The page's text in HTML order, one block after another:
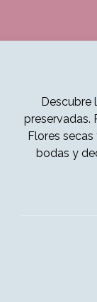
Descubre
preservadas.
Flores
bodas y